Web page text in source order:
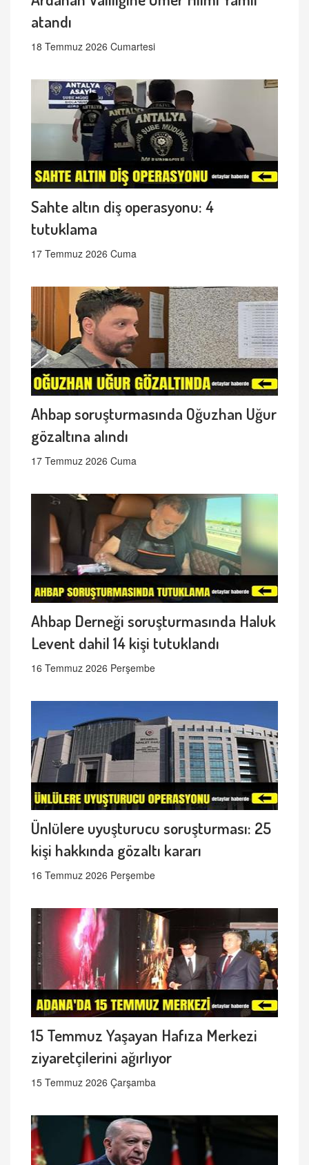
atandı
18 Temmuz 2026 Cumartesi
Sahte altın diş operasyonu: 4
tutuklama
17 Temmuz 2026 Cuma
Ahbap soruşturmasında Oğuzhan Uğur
gözaltına alındı
17 Temmuz 2026 Cuma
Ahbap Derneği soruşturmasında Haluk
Levent dahil 14 kişi tutuklandı
16 Temmuz 2026 Perşembe
Ünlülere uyuşturucu soruşturması: 25
kişi hakkında gözaltı kararı
16 Temmuz 2026 Perşembe
15 Temmuz Yaşayan Hafıza Merkezi
ziyaretçilerini ağırlıyor
15 Temmuz 2026 Çarşamba